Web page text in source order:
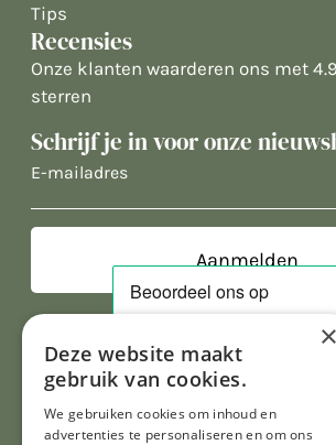
Tips
Recensies
Onze klanten waarderen ons met
sterren
Schrijf je in voor onze
E-
×
Deze website maakt
gebruik van cookies.
We gebruiken cookies om inhoud en
advertenties te personaliseren en om ons